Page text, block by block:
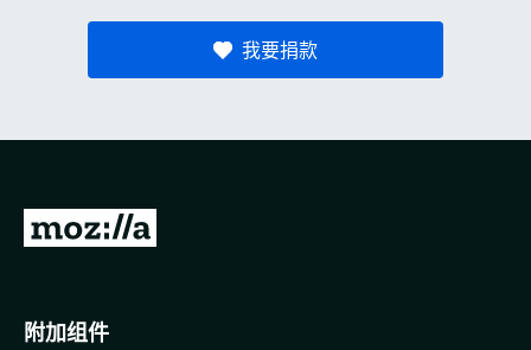
我要捐款
转
o
附加组件